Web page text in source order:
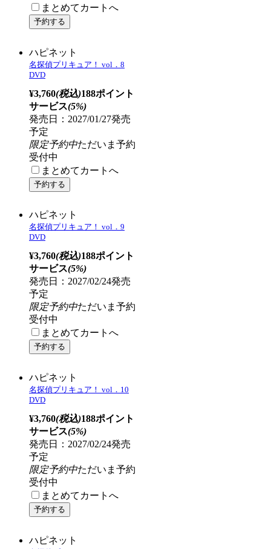
まとめてカートへ
名探偵プリキュア！ vol．8
DVD
サービス(5%)
発売日：2027/01/27発売
予定
限定予約中
受付中
まとめてカートへ
名探偵プリキュア！ vol．9
DVD